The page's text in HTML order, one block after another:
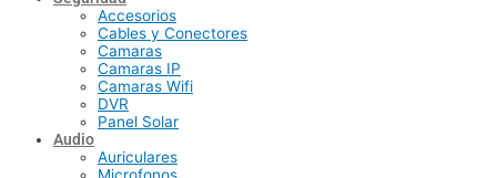
Accesorios
Cables y Conectores
Camaras
Camaras IP
Camaras Wifi
DVR
Panel Solar
Audio
Auriculares